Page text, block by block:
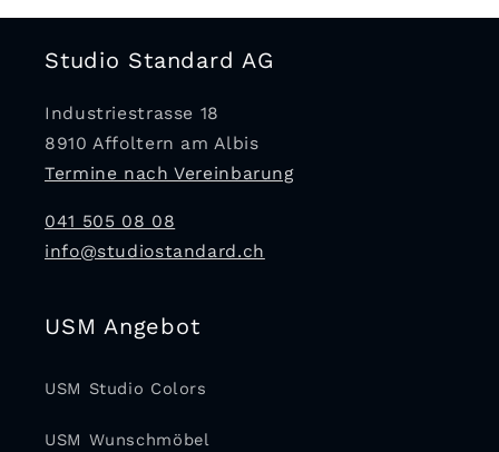
Studio Standard AG
Industriestrasse 18
8910 Affoltern am Albis
Termine nach Vereinbarung
041 505 08 08
info@studiostandard.ch
USM Angebot
USM Studio Colors
USM Wunschmöbel